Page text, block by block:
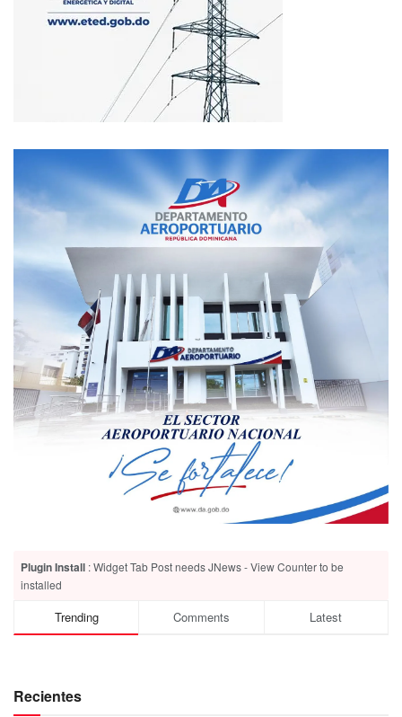
Plugin Install : Widget Tab Post needs JNews - View Counter to be
installed
Trending Comments Latest
Recientes